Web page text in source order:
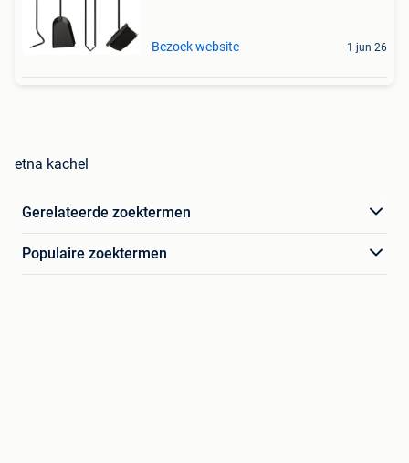
Bezoek website 1 jun 26
etna kachel
Gerelateerde zoektermen
Populaire zoektermen